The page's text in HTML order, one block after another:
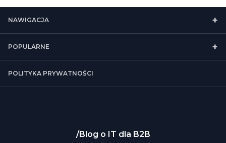
NAWIGACJA
POPULARNE
POLITYKA PRYWATNOŚCI
Blog o IT dla B2B